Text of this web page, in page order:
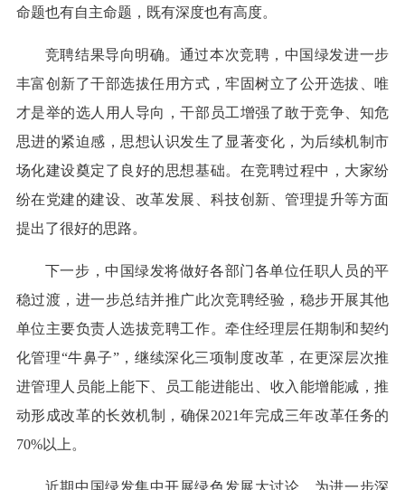
命题也有自主命题，既有深度也有高度。
竞聘结果导向明确。通过本次竞聘，中国绿发进一步
丰富创新了干部选拔任用方式，牢固树立了公开选拔、唯
才是举的选人用人导向，干部员工增强了敢于竞争、知危
思进的紧迫感，思想认识发生了显著变化，为后续机制市
场化建设奠定了良好的思想基础。在竞聘过程中，大家纷
纷在党建的建设、改革发展、科技创新、管理提升等方面
提出了很好的思路。
下一步，中国绿发将做好各部门各单位任职人员的平
稳过渡，进一步总结并推广此次竞聘经验，稳步开展其他
单位主要负责人选拔竞聘工作。牵住经理层任期制和契约
化管理“牛鼻子”，继续深化三项制度改革，在更深层次推
进管理人员能上能下、员工能进能出、收入能增能减，推
动形成改革的长效机制，确保2021年完成三年改革任务的
70%以上。